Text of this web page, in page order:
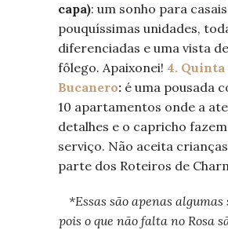
capa): um sonho para
pouquíssimas unidades,
diferenciadas e uma vista
fôlego. Apaixonei! 4. Quinta
Bucanero: é uma pousada
10 apartamentos onde a
detalhes e o capricho
serviço. Não aceita
parte dos Roteiros de
*Essas são apenas algumas
pois o que não falta no Rosa